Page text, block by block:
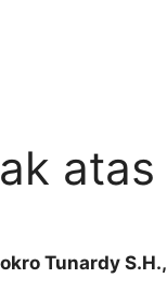
atas
Tunardy